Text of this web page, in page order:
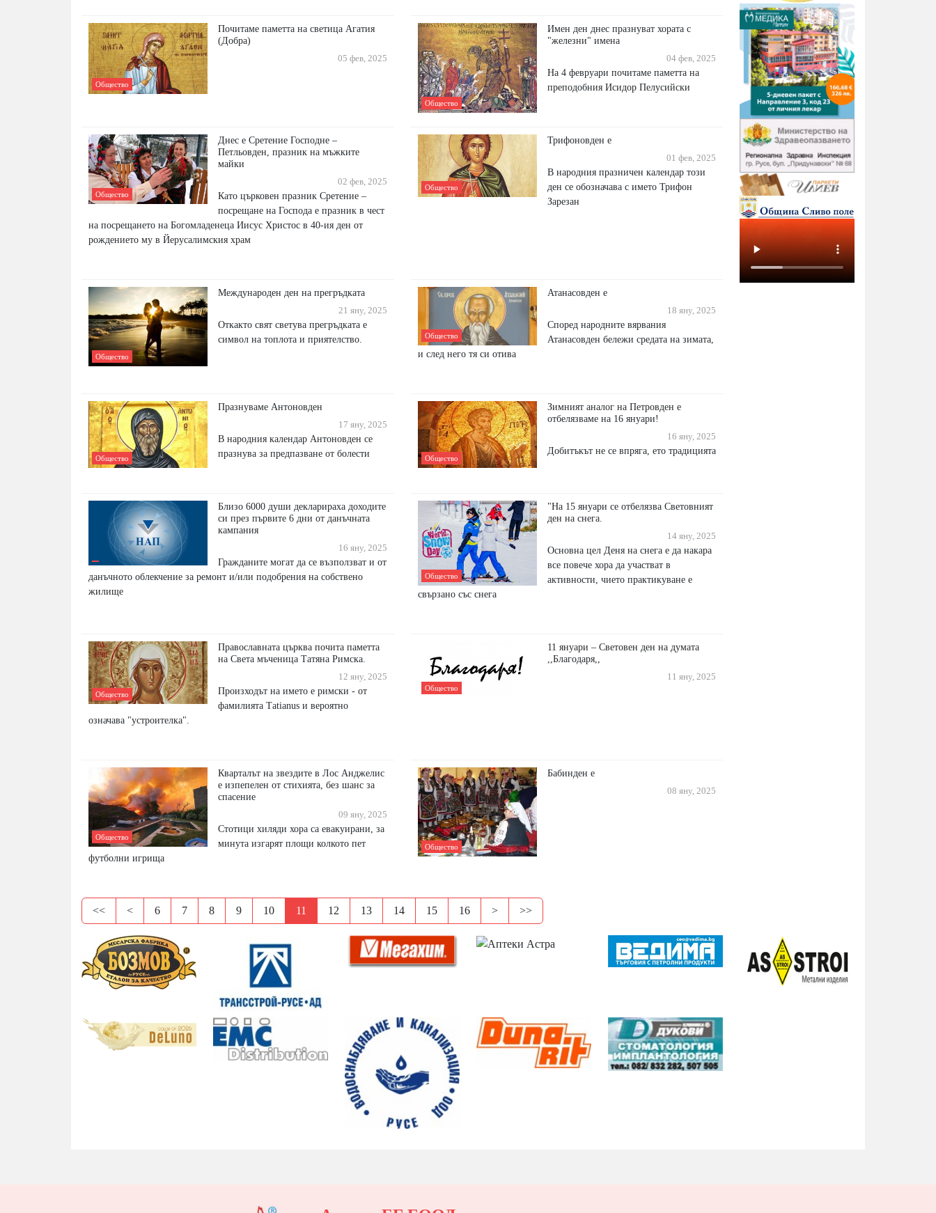
Общество
Почитаме паметта на светица Агатия
(Добра)
05 фев, 2025
Общество
Имен ден днес празнуват хората с
"железни" имена
04 фев, 2025
На 4 февруари почитаме паметта на
преподобния Исидор Пелусийски
Общество
Днес е Сретение Господне –
Петльовден, празник на мъжките
майки
02 фев, 2025
Като църковен празник Сретение –
посрещане на Господа е празник в чест
на посрещането на Богомладенеца Иисус Христос в 40-ия ден от
рождението му в Йерусалимския храм
Общество
Трифоновден е
01 фев, 2025
В народния празничен календар този
ден се обозначава с името Трифон
Зарезан
Общество
Международен ден на прегръдката
21 яну, 2025
Откакто свят светува прегръдката е
символ на топлота и приятелство.
Общество
Атанасовден е
18 яну, 2025
Според народните вярвания
Атанасовден бележи средата на зимата,
и след него тя си отива
Общество
Празнуваме Антоновден
17 яну, 2025
В народния календар Антоновден се
празнува за предпазване от болести
Общество
Зимният аналог на Петровден е
отбелязваме на 16 януари!
16 яну, 2025
Добитъкът не се впряга, ето традицията
Близо 6000 души декларираха доходите
си през първите 6 дни от данъчната
кампания
16 яну, 2025
Гражданите могат да се възползват и от
данъчното облекчение за ремонт и/или подобрения на собствено
жилище
Общество
"На 15 януари се отбелязва Световният
ден на снега.
14 яну, 2025
Основна цел Деня на снега е да накара
все повече хора да участват в
активности, чието практикуване е
свързано със снега
Общество
Православната църква почита паметта
на Света мъченица Татяна Римска.
12 яну, 2025
Произходът на името е римски - от
фамилията Тatianus и вероятно
означава "устроителка".
Общество
11 януари – Световен ден на думата
,,Благодаря,,
11 яну, 2025
Общество
Кварталът на звездите в Лос Анджелис
е изпепелен от стихията, без шанс за
спасение
09 яну, 2025
Стотици хиляди хора са евакуирани, за
минута изгарят площи колкото пет
футболни игрища
Общество
Бабинден е
08 яну, 2025
<< < 6 7 8 9 10 11 12 13 14 15 16 > >>